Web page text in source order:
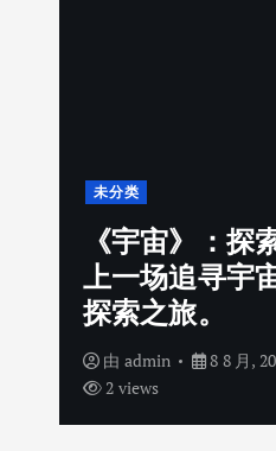
未分类
《宇宙》：探
上一场追寻宇
探索之旅。
由 admin
8 8 月,
2 views